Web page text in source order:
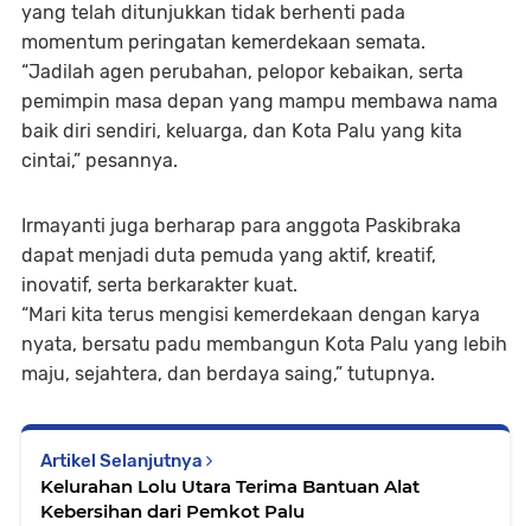
yang telah ditunjukkan tidak berhenti pada
momentum peringatan kemerdekaan semata.
“Jadilah agen perubahan, pelopor kebaikan, serta
pemimpin masa depan yang mampu membawa nama
baik diri sendiri, keluarga, dan Kota Palu yang kita
cintai,” pesannya.
Irmayanti juga berharap para anggota Paskibraka
dapat menjadi duta pemuda yang aktif, kreatif,
inovatif, serta berkarakter kuat.
“Mari kita terus mengisi kemerdekaan dengan karya
nyata, bersatu padu membangun Kota Palu yang lebih
maju, sejahtera, dan berdaya saing,” tutupnya.
Artikel Selanjutnya
Kelurahan Lolu Utara Terima Bantuan Alat
Kebersihan dari Pemkot Palu